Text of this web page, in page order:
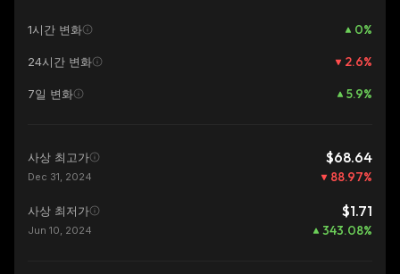
1시간 변화 0%
24시간 변화 2.6%
7일 변화 5.9%
사상 최고가 $68.64
Dec 31, 2024 88.97%
사상 최저가 $1.71
Jun 10, 2024 343.08%